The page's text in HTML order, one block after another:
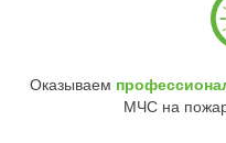
Оказываем
МЧС на